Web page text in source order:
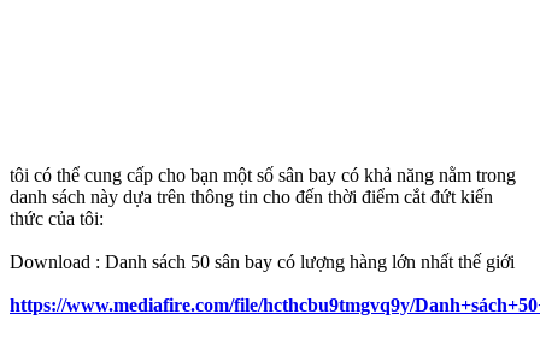
tôi có thể cung cấp cho bạn một số sân bay có khả năng nằm trong
danh sách này dựa trên thông tin cho đến thời điểm cắt đứt kiến
thức của tôi:
Download : Danh sách 50 sân bay có lượng hàng lớn nhất thế giới
https://www.mediafire.com/file/hcthcbu9tmgvq9y/